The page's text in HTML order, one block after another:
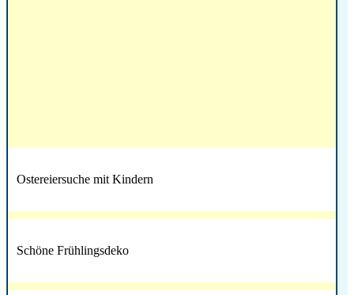
Ostereiersuche mit Kindern
Schöne Frühlingsdeko